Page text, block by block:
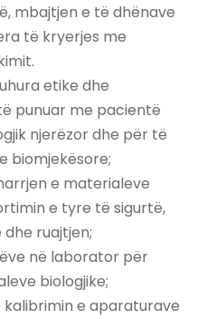
mbajtjen e të dhënave
të kryerjes me
etike dhe
punuar me pacientë
njerëzor dhe për të
biomjekësore;
e materialeve
e tyre të sigurtë,
ruajtjen;
në laborator për
biologjike;
e aparaturave